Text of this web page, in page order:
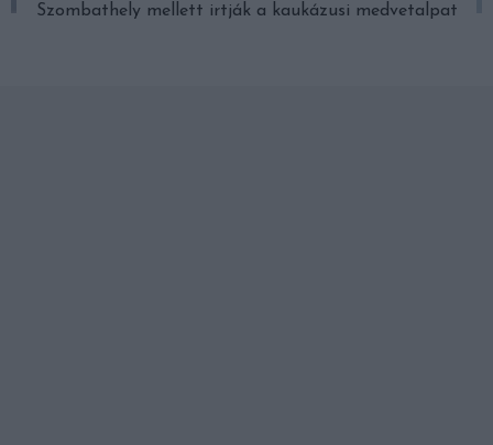
Szombathely mellett irtják a kaukázusi medvetalpat